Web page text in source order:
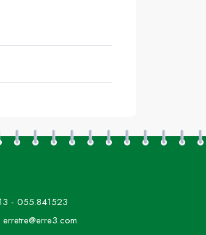
- 055.841523
erretre@erre3.com